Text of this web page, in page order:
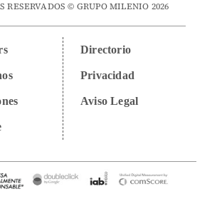
RESERVADOS © GRUPO MILENIO 2026
Directorio
Privacidad
Aviso Legal